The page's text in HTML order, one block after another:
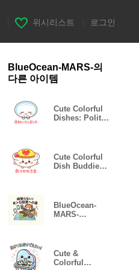
위시리스트 로그인
BlueOcean-MARS-의
다른 아이템
Cute Colorful
Dishes: Polite
Cute Colorful
Dish Buddies
BlueOcean-
MARS-
Cute &
Colorful